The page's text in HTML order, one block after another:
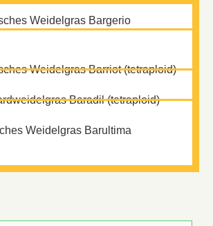
Weidelgras Bargerio
Weidelgras Barriot (tetraploid)
Baradil (tetraploid)
Weidelgras Barultima